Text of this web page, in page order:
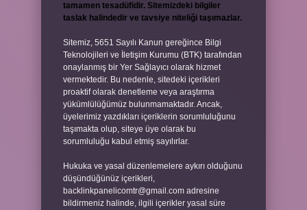
tamamen tesadüfidir. Sitemizdeki bilgiler
taslak halindedir ve tavsiye niteliği taşımazlar.
Sitemiz, 5651 Sayılı Kanun gereğince Bilgi
Teknolojileri ve İletişim Kurumu (BTK) tarafından
onaylanmış bir Yer Sağlayıcı olarak hizmet
vermektedir. Bu nedenle, sitedeki içerikleri
proaktif olarak denetleme veya araştırma
yükümlülüğümüz bulunmamaktadır. Ancak,
üyelerimiz yazdıkları içeriklerin sorumluluğunu
taşımakta olup, siteye üye olarak bu
sorumluluğu kabul etmiş sayılırlar.
Hukuka ve yasal düzenlemelere aykırı olduğunu
düşündüğünüz içerikleri,
backlinkpanelicomtr@gmail.com adresine
bildirmeniz halinde, ilgili içerikler yasal süre